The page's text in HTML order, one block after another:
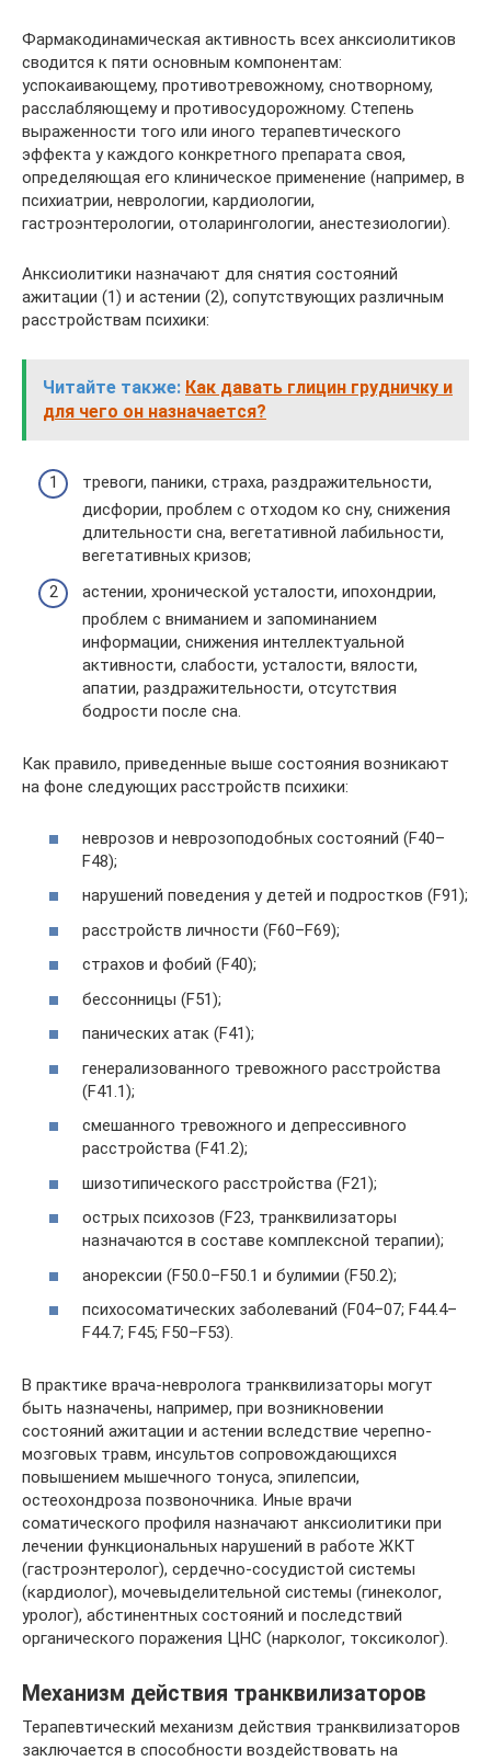
Фармакодинамическая активность всех анксиолитиков
сводится к пяти основным компонентам:
успокаивающему, противотревожному, снотворному,
расслабляющему и противосудорожному. Степень
выраженности того или иного терапевтического
эффекта у каждого конкретного препарата своя,
определяющая его клиническое применение (например, в
психиатрии, неврологии, кардиологии,
гастроэнтерологии, отоларингологии, анестезиологии).
Анксиолитики назначают для снятия состояний
ажитации (1) и астении (2), сопутствующих различным
расстройствам психики:
Читайте также: Как давать глицин грудничку и
для чего он назначается?
тревоги, паники, страха, раздражительности,
дисфории, проблем с отходом ко сну, снижения
длительности сна, вегетативной лабильности,
вегетативных кризов;
астении, хронической усталости, ипохондрии,
проблем с вниманием и запоминанием
информации, снижения интеллектуальной
активности, слабости, усталости, вялости,
апатии, раздражительности, отсутствия
бодрости после сна.
Как правило, приведенные выше состояния возникают
на фоне следующих расстройств психики:
неврозов и неврозоподобных состояний (F40–
F48);
нарушений поведения у детей и подростков (F91);
расстройств личности (F60–F69);
страхов и фобий (F40);
бессонницы (F51);
панических атак (F41);
генерализованного тревожного расстройства
(F41.1);
смешанного тревожного и депрессивного
расстройства (F41.2);
шизотипического расстройства (F21);
острых психозов (F23, транквилизаторы
назначаются в составе комплексной терапии);
анорексии (F50.0–F50.1 и булимии (F50.2);
психосоматических заболеваний (F04–07; F44.4–
F44.7; F45; F50–F53).
В практике врача-невролога транквилизаторы могут
быть назначены, например, при возникновении
состояний ажитации и астении вследствие черепно-
мозговых травм, инсультов сопровождающихся
повышением мышечного тонуса, эпилепсии,
остеохондроза позвоночника. Иные врачи
соматического профиля назначают анксиолитики при
лечении функциональных нарушений в работе ЖКТ
(гастроэнтеролог), сердечно-сосудистой системы
(кардиолог), мочевыделительной системы (гинеколог,
уролог), абстинентных состояний и последствий
органического поражения ЦНС (нарколог, токсиколог).
Механизм действия транквилизаторов
Терапевтический механизм действия транквилизаторов
заключается в способности воздействовать на